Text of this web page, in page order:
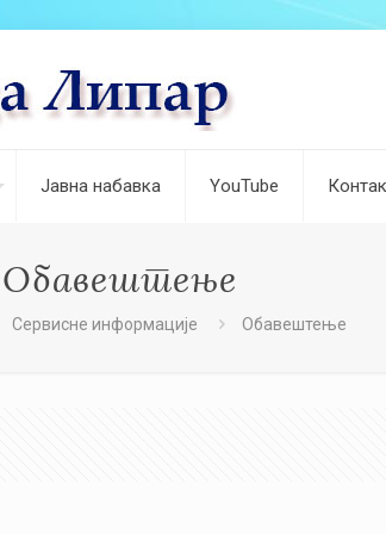
Јавна набавка YouTube
Обавештење
Сервисне информације Обавештење